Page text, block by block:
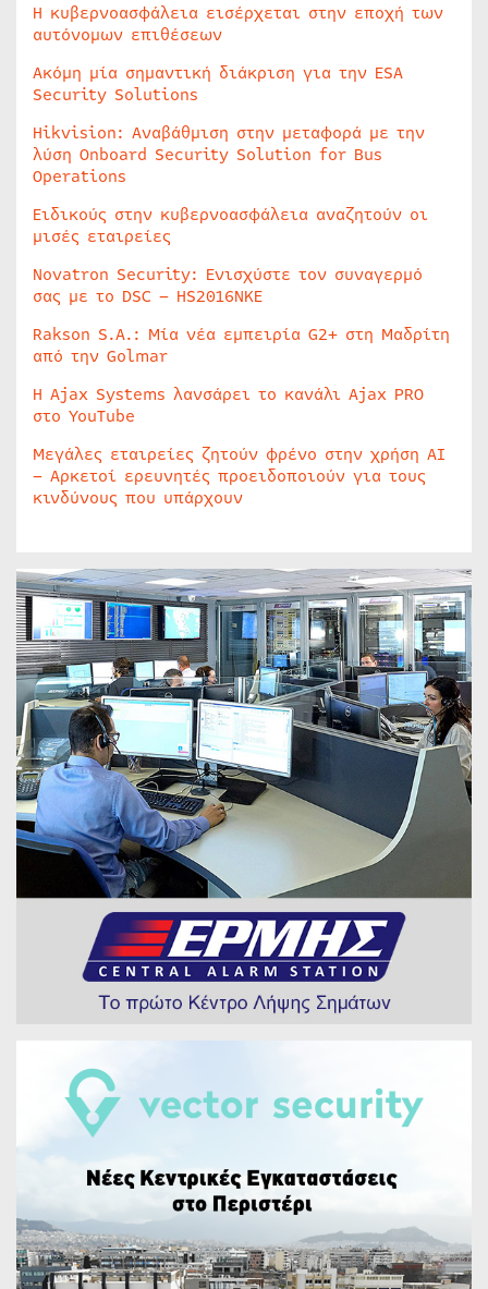
Η κυβερνοασφάλεια εισέρχεται στην εποχή των
αυτόνομων επιθέσεων
Ακόμη μία σημαντική διάκριση για την ESA
Security Solutions
Hikvision: Αναβάθμιση στην μεταφορά με την
λύση Onboard Security Solution for Bus
Operations
Ειδικούς στην κυβερνοασφάλεια αναζητούν οι
μισές εταιρείες
Novatron Security: Ενισχύστε τον συναγερμό
σας με το DSC – HS2016NKE
Rakson S.A.: Μία νέα εμπειρία G2+ στη Μαδρίτη
από την Golmar
Η Ajax Systems λανσάρει το κανάλι Ajax PRO
στο YouTube
Μεγάλες εταιρείες ζητούν φρένο στην χρήση AI
– Αρκετοί ερευνητές προειδοποιούν για τους
κινδύνους που υπάρχουν